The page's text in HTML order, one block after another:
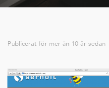
Publicerat för mer än 10 år sedan